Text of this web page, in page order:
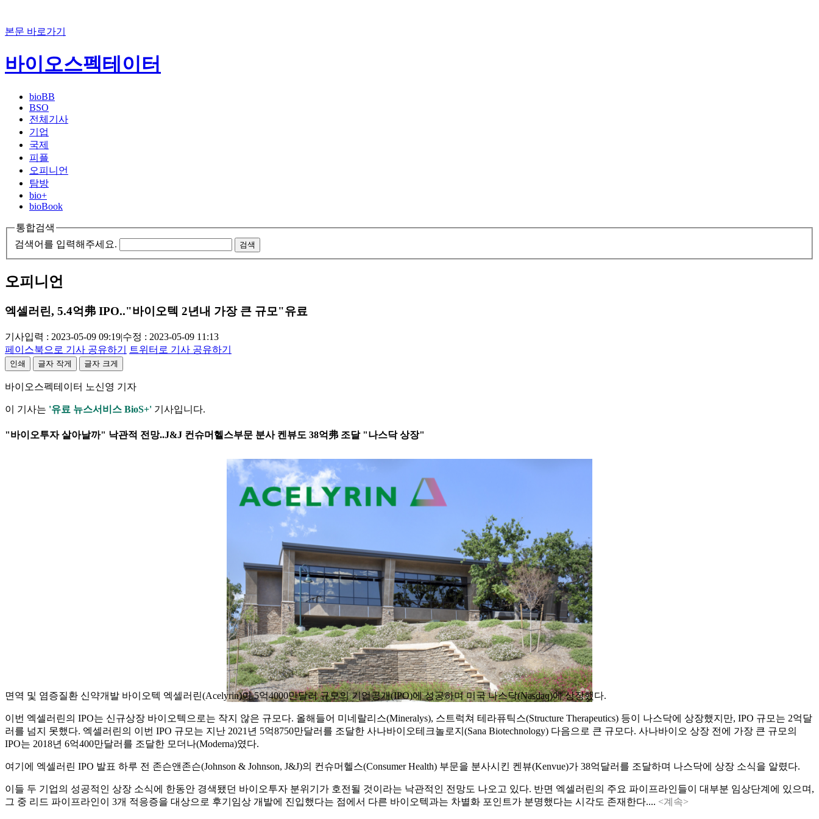
본문 바로가기
바이오스펙테이터
bioBB
BSO
전체기사
기업
국제
피플
오피니언
탐방
bio+
bioBook
통합검색
검색어를 입력해주세요.
검색
오피니언
엑셀러린, 5.4억弗 IPO.."바이오텍 2년내 가장 큰 규모"유료
기사입력 : 2023-05-09 09:19|수정 : 2023-05-09 11:13
페이스북으로 기사 공유하기
트위터로 기사 공유하기
인쇄 글자 작게 글자 크게
바이오스펙테이터 노신영 기자
이 기사는 '유료 뉴스서비스 BioS+' 기사입니다.
"바이오투자 살아날까" 낙관적 전망..J&J 컨슈머헬스부문 분사 켄뷰도 38억弗 조달 "나스닥 상장"
면역 및 염증질환 신약개발 바이오텍 엑셀러린(Acelyrin)이 5억4000만달러 규모의 기업공개(IPO)에 성공하며 미국 나스닥(Nasdaq)에 상장했다.
이번 엑셀러린의 IPO는 신규상장 바이오텍으로는 작지 않은 규모다. 올해들어 미네랄리스(Mineralys), 스트럭쳐 테라퓨틱스(Structure Therapeutics) 등이 나스닥에 상장했지만, IPO 규모는 2억달
러를 넘지 못했다. 엑셀러린의 이번 IPO 규모는 지난 2021년 5억8750만달러를 조달한 사나바이오테크놀로지(Sana Biotechnology) 다음으로 큰 규모다. 사나바이오 상장 전에 가장 큰 규모의
IPO는 2018년 6억400만달러를 조달한 모더나(Moderna)였다.
여기에 엑셀러린 IPO 발표 하루 전 존슨앤존슨(Johnson & Johnson, J&J)의 컨슈머헬스(Consumer Health) 부문을 분사시킨 켄뷰(Kenvue)가 38억달러를 조달하며 나스닥에 상장 소식을 알렸다.
이들 두 기업의 성공적인 상장 소식에 한동안 경색됐던 바이오투자 분위기가 호전될 것이라는 낙관적인 전망도 나오고 있다. 반면 엑셀러린의 주요 파이프라인들이 대부분 임상단계에 있으며,
그 중 리드 파이프라인이 3개 적응증을 대상으로 후기임상 개발에 진입했다는 점에서 다른 바이오텍과는 차별화 포인트가 분명했다는 시각도 존재한다.... <계속>